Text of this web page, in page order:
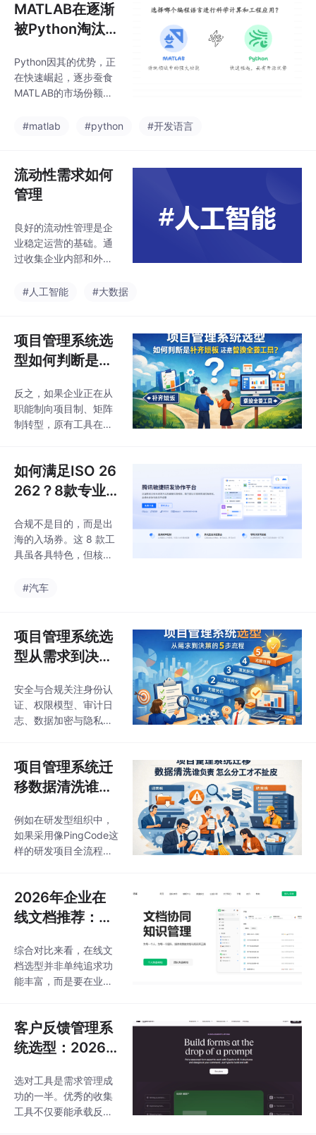
业带来了灵活性和可控
性，而非开源系统则在
稳定性与服务支持方面
更具优势。无论你是初
创企业还是大型组织，
都应结合自身规模、预
算、安全性与扩展性等
理系统与商业化解决方
企业构建高效、可持续
的知识管理体系提供参
Q）1. 开源知识
MATLAB在逐渐
被Python淘汰
Python因其的优势，正
在快速崛起，逐步蚕食
MATLAB的市场份额。
分析和科学计算等领
有NumPy、SciPy、Ma
tplotlib、Pandas、Ten
sorFlow等强大的科学与
完全替代MATLAB的核
心功能，并能更好地支
持跨平台部署与系统集
#matlab #python #开发语言
流动性需求如何
管理
良好的流动性管理是企
业稳定运营的基础。通
过收集企业内部和外部
据和宏观经济数据，企
的精准预测和管理。现
金流预测是流动性管理
的核心手段之一，通过
出的规模和时间，可以
提前做出资金安排。此
外，云计算、大数据分
术能有效提高资金预测
的准确性，助力企业实
转型。流动性管理的目
标
#人工智能 #大数据
项目管理系统选
型如何判断是补
全套工具
反之，如果企业正在从
职能制向项目制、矩阵
制转型，原有工具在流
替换反而更符合长期目
标。管理目标的清晰
度，决定了选型路径的
理性程度。Gartner 在
其 2023 年的项目与工
作管理市场研究中指
出，超过三分之一的系
引入复杂平台而非工具
以在保留核心系统的前
提下，引入新的能力模
如果工具之
如何满足ISO 26
262？8款专业
件选型建议
合规不是目的，而是出
海的入场券。这 8 款工
具虽各具特色，但核心
开发、测试到发布的端
集成能力更强的PingCo
de或IBM DOORS，而
对于追求快速交付的 Ti
D的组合更具灵活性。2
026 年，请务必在合规
审计到来之前，完成工
起牢固的技术护城河。
#汽车
项目管理系统选
型从需求到决策
安全与合规关注身份认
证、权限模型、审计日
志、数据加密与隐私保
师、测试工程师、运
维、安全审计、财务与
法务等角色的关键用
例，例如创建项目、规
划迭代、跟踪任务、管
理缺陷、报表导出、权
限审计、预算核查等。
理与实施顾问角色，明
确里程碑：环境搭建、
权限模型、流程与模板
迁移、用户培训、试运
行与正式上线。建议以
维度+权重的方式评
项目管理系统迁
移数据清洗谁负
扯皮
例如在研发型组织中，
如果采用像PingCode这
样的研发项目全流程管
研发负责人确认状态流
转逻辑，再由IT执行批
量映射，否则敏捷统计
数据会出现偏差。只有
将“数据归属权”“数据解
释权”“数据质量责任”明
确到岗位，并建立验收
在系统切换前完成高质
量数据迁移，避免上线
后反复返工与内部冲
目管理场景，若使用如
Worktile等平台，
2026年企业在
线文档推荐：8
点调研报告
综合对比来看，在线文
档选型并非单纯追求功
能丰富，而是要在业务
企业侧重跨国协作，海
外主流系统表现稳健；
若更看重本土化集成与
等保合规，国产头部系
统则是首选。建议企业
在决策前，基于自身敏
感情报量与组织架构复
客户反馈管理系
统选型：2026
对比测评
选对工具是需求管理成
功的一半。优秀的收集
工具不仅要能承载反